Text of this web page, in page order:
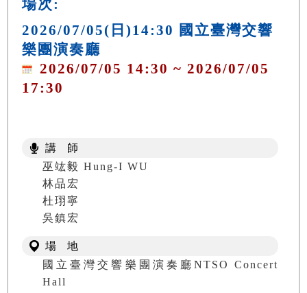
場次:
2026/07/05(日)14:30 國立臺灣交響
樂團演奏廳
2026/07/05 14:30 ~ 2026/07/05
17:30
講 師
巫竑毅 Hung-I WU
林品宏
杜珝寧
吳鎮宏
場 地
國立臺灣交響樂團演奏廳NTSO Concert
Hall